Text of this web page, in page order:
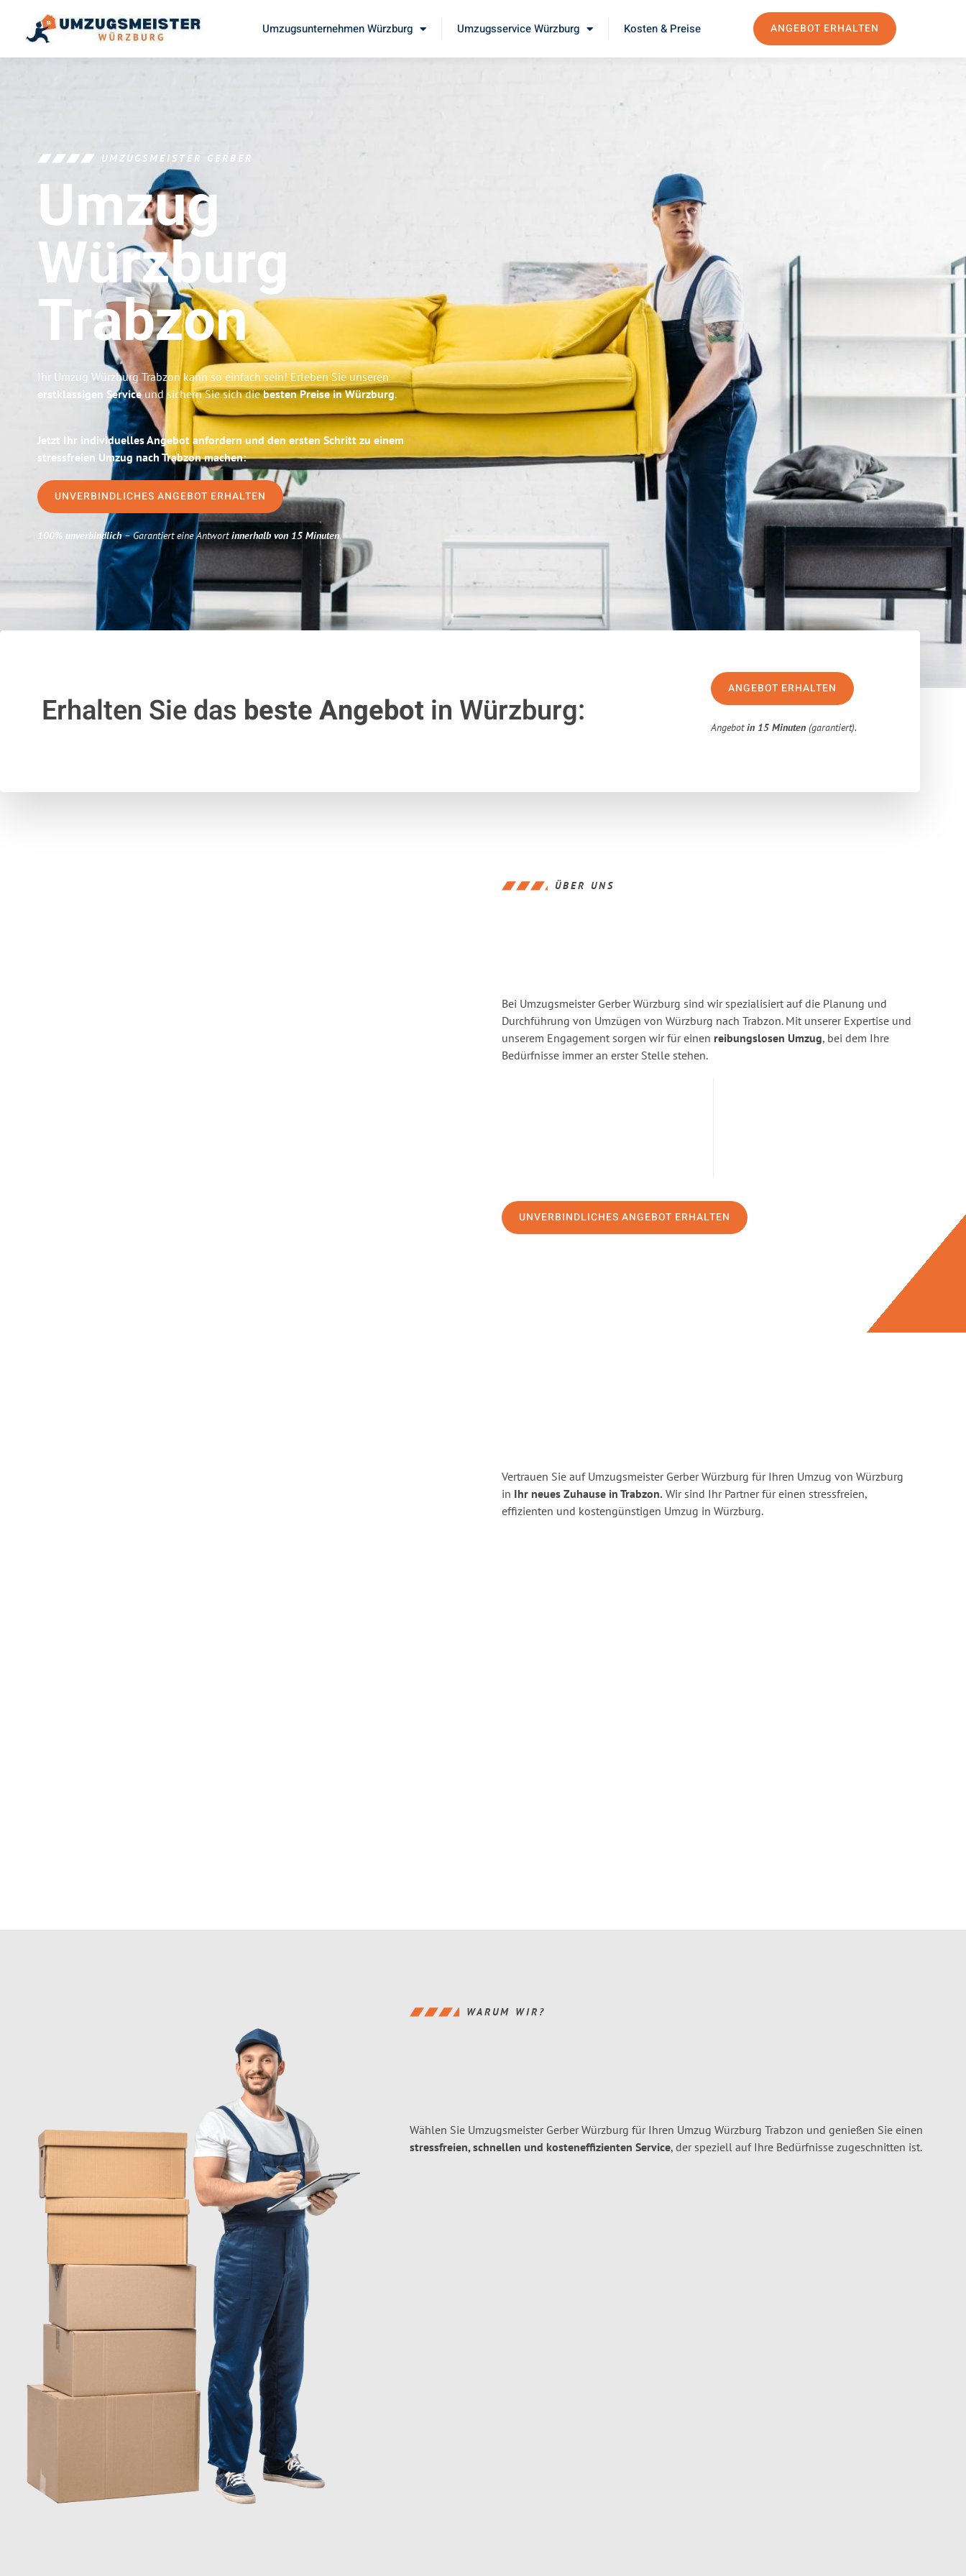
Umzugsunternehmen Würzburg Umzugsservice Würzburg Kosten & Preise ANGEBOT ERHALTEN
UMZUGSMEISTER GERBER
Umzug
Würzburg
Trabzon
Ihr Umzug Würzburg Trabzon kann so einfach sein! Erleben Sie unseren
erstklassigen Serviceund sichern Sie sich diebesten Preise in Würzburg.
Jetzt Ihr individuelles Angebot anfordern und den ersten Schritt zu einem
stressfreien Umzug nach Trabzon machen:
UNVERBINDLICHES ANGEBOT ERHALTEN
100% unverbindlich– Garantiert eine Antwortinnerhalb von 15 Minuten.
Erhalten Sie das beste Angebotin Würzburg:
ANGEBOT ERHALTEN
Angebotin 15 Minuten (garantiert).
ÜBER UNS
Bei Umzugsmeister Gerber Würzburg sind wir spezialisiert auf die Planung und
Durchführung von Umzügen von Würzburg nach Trabzon. Mit unserer Expertise und
unserem Engagement sorgen wir für einen reibungslosen Umzug, bei dem Ihre
Bedürfnisse immer an erster Stelle stehen.
UNVERBINDLICHES ANGEBOT ERHALTEN
Vertrauen Sie auf Umzugsmeister Gerber Würzburg für Ihren Umzug von Würzburg
in Ihr neues Zuhause in Trabzon. Wir sind Ihr Partner für einen stressfreien,
effizienten und kostengünstigen Umzug in Würzburg.
WARUM WIR?
Wählen Sie Umzugsmeister Gerber Würzburg für Ihren Umzug Würzburg Trabzon und genießen Sie einen
stressfreien, schnellen und kosteneffizienten Service, der speziell auf Ihre Bedürfnisse zugeschnitten ist.